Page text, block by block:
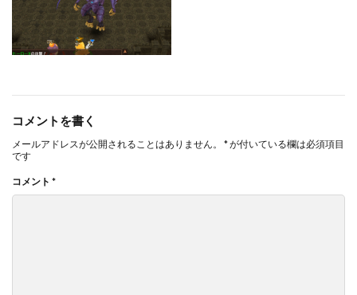
コメントを書く
メールアドレスが公開されることはありません。 *が付いている欄は必須項目
です
コメント *